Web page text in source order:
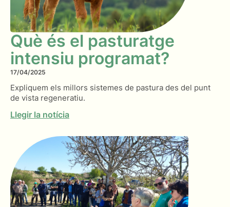
Què és el pasturatge
intensiu programat?
17/04/2025
Expliquem els millors sistemes de pastura des del punt
de vista regeneratiu.
Llegir la notícia